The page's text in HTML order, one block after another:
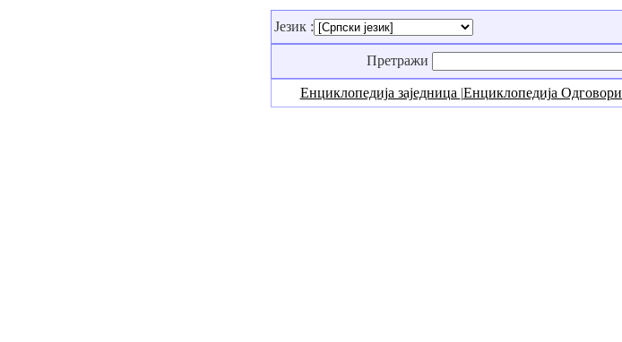
Језик :
Претражи
Енциклопедија заједница |Енциклопедија Одговори